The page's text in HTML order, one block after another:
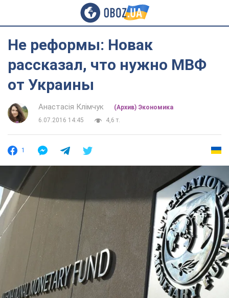
Не реформы: Новак
рассказал, что нужно МВФ
от Украины
Анастасія Клімчук
(Архив) Экономика
6.07.2016 14:45
4,6 т.
1